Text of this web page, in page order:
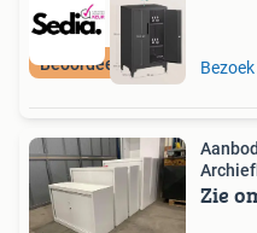
Beoordeeld met 9+
Zie